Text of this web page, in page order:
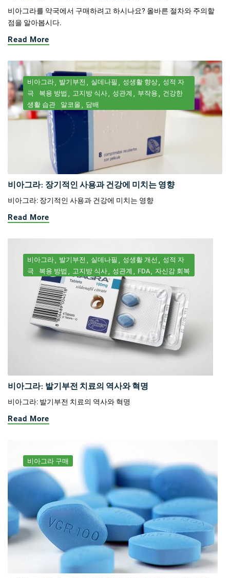
비아그라를 약국에서 구매하려고 하시나요? 올바른 절차와 주의할
점을 알아봅시다.
Read More
비아그라 발기부전 실데나필 성생활 향상
성적 자
극
복용 방법 고지방 식사 성관계 부작용
건강한
생활 습관
알코올 담배
비아그라: 장기적인 사용과 건강에 미치는 영향
비아그라: 장기적인 사용과 건강에 미치는 영향
Read More
비아그라 발기부전 실데나필 성생활 개선
성적 자
극
복용 방법 고지방 식사 성관계 FDA 자신감 회복
비아그라: 발기부전 치료의 역사와 혁명
비아그라: 발기부전 치료의 역사와 혁명
Read More
비아그라 구매